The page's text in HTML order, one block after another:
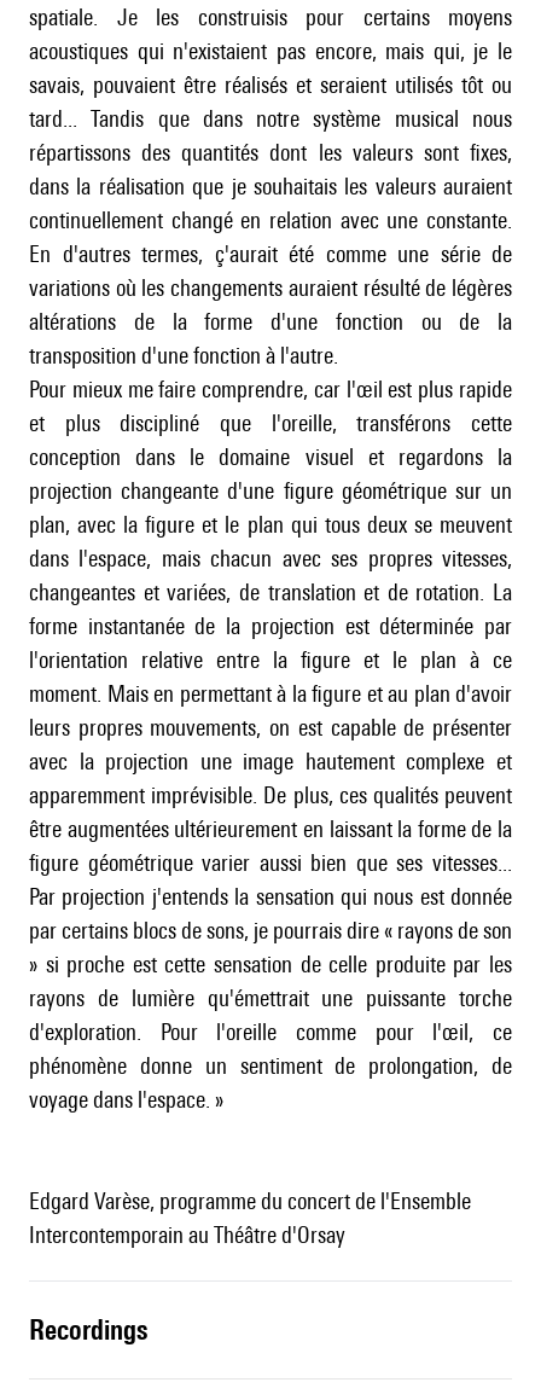
spatiale. Je les construisis pour certains moyens
acoustiques qui n'existaient pas encore, mais qui, je le
savais, pouvaient être réalisés et seraient utilisés tôt ou
tard... Tandis que dans notre système musical nous
répartissons des quantités dont les valeurs sont fixes,
dans la réalisation que je souhaitais les valeurs auraient
continuellement changé en relation avec une constante.
En d'autres termes, ç'aurait été comme une série de
variations où les changements auraient résulté de légères
altérations de la forme d'une fonction ou de la
transposition d'une fonction à l'autre.
Pour mieux me faire comprendre, car l'œil est plus rapide
et plus discipliné que l'oreille, transférons cette
conception dans le domaine visuel et regardons la
projection changeante d'une figure géométrique sur un
plan, avec la figure et le plan qui tous deux se meuvent
dans l'espace, mais chacun avec ses propres vitesses,
changeantes et variées, de translation et de rotation. La
forme instantanée de la projection est déterminée par
l'orientation relative entre la figure et le plan à ce
moment. Mais en permettant à la figure et au plan d'avoir
leurs propres mouvements, on est capable de présenter
avec la projection une image hautement complexe et
apparemment imprévisible. De plus, ces qualités peuvent
être augmentées ultérieurement en laissant la forme de la
figure géométrique varier aussi bien que ses vitesses...
Par projection j'entends la sensation qui nous est donnée
par certains blocs de sons, je pourrais dire « rayons de son
» si proche est cette sensation de celle produite par les
rayons de lumière qu'émettrait une puissante torche
d'exploration. Pour l'oreille comme pour l'œil, ce
phénomène donne un sentiment de prolongation, de
voyage dans l'espace. »
Edgard Varèse, programme du concert de l'Ensemble
Intercontemporain au Théâtre d'Orsay
recordings